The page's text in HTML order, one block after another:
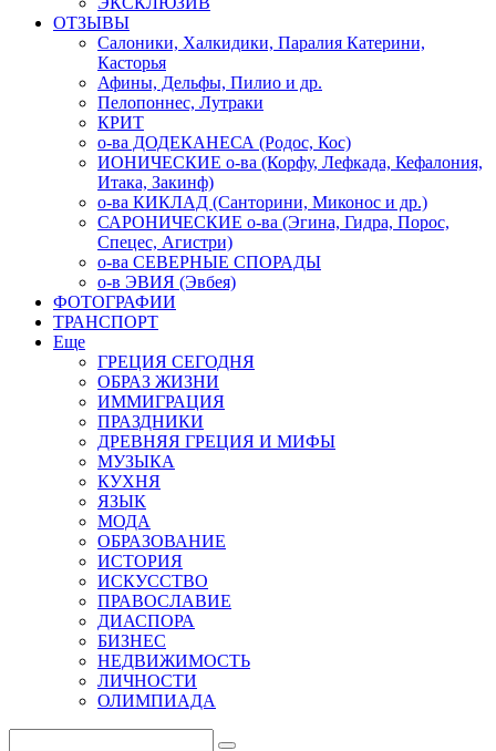
ОТЗЫВЫ
Салоники, Халкидики, Паралия Катерини,
Касторья
Афины, Дельфы, Пилио и др.
Пелопоннес, Лутраки
КРИТ
о-ва ДОДЕКАНЕСА (Родос, Кос)
ИОНИЧЕСКИЕ о-ва (Корфу, Лефкада, Кефалония,
Итака, Закинф)
о-ва КИКЛАД (Санторини, Миконос и др.)
САРОНИЧЕСКИЕ о-ва (Эгина, Гидра, Порос,
Спецес, Агистри)
о-ва СЕВЕРНЫЕ СПОРАДЫ
о-в ЭВИЯ (Эвбея)
ФОТОГРАФИИ
ТРАНСПОРТ
Еще
ГРЕЦИЯ СЕГОДНЯ
ОБРАЗ ЖИЗНИ
ИММИГРАЦИЯ
ПРАЗДНИКИ
ДРЕВНЯЯ ГРЕЦИЯ И МИФЫ
МУЗЫКА
КУХНЯ
ЯЗЫК
МОДА
ОБРАЗОВАНИЕ
ИСТОРИЯ
ИСКУССТВО
ПРАВОСЛАВИЕ
ДИАСПОРА
БИЗНЕС
НЕДВИЖИМОСТЬ
ЛИЧНОСТИ
ОЛИМПИАДА